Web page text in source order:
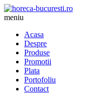
meniu
Acasa
Despre
Produse
Promotii
Plata
Portofoliu
Contact